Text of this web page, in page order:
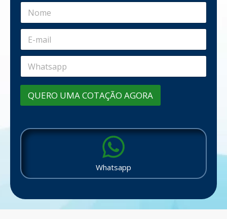
QUERO UMA COTAÇÃO AGORA
Whatsapp